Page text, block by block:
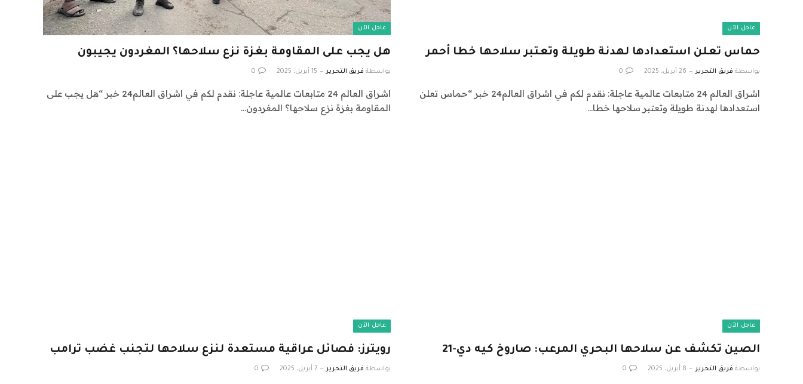
عاجل الآن
حماس تعلن استعدادها لهدنة طويلة وتعتبر سلاحها خطا أحمر
بواسطة فريق التحرير 26 أبريل، 2025 0
اشراق العالم 24 متابعات عالمية عاجلة: نقدم لكم في اشراق العالم24 خبر “حماس تعلن
استعدادها لهدنة طويلة وتعتبر سلاحها خطا…
عاجل الآن
هل يجب على المقاومة بغزة نزع سلاحها؟ المغردون يجيبون
بواسطة فريق التحرير 15 أبريل، 2025 0
اشراق العالم 24 متابعات عالمية عاجلة: نقدم لكم في اشراق العالم24 خبر “هل يجب على
المقاومة بغزة نزع سلاحها؟ المغردون…
عاجل الآن
الصين تكشف عن سلاحها البحري المرعب: صاروخ كيه دي-21
بواسطة فريق التحرير 8 أبريل، 2025 0
عاجل الآن
رويترز: فصائل عراقية مستعدة لنزع سلاحها لتجنب غضب ترامب
بواسطة فريق التحرير 7 أبريل، 2025 0